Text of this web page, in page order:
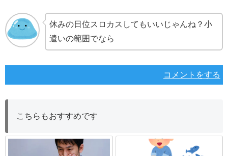
休みの日位スロカスしてもいいじゃんね？小
遣いの範囲でなら
コメントをする
こちらもおすすめです